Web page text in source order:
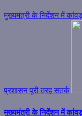
मुख्यमंत्री के निर्देशन में
प्रशासन पूरी तरह सतर्क
मुख्यमंत्री के निर्देशन में